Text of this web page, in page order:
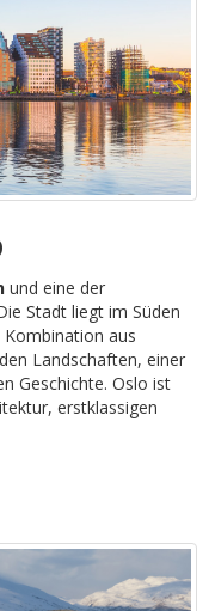
und eine der
Stadt liegt im Süden
aus
Landschaften, einer
Geschichte. Oslo ist
erstklassigen